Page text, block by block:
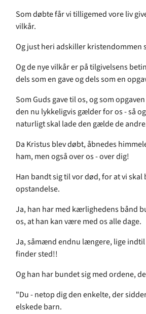
Som døbte får vi tilligemed vore liv
vilkår.
Og just heri adskiller kristendommen
Og de nye vilkår er på tilgivelsens
dels som en gave og dels som en
Som Guds gave til os, og som
den nu lykkeligvis gælder for os - så
naturligt skal lade den gælde de
Da Kristus blev døbt, åbnedes
ham, men også over os - over dig!
Han bandt sig til vor død, for at vi skal
opstandelse.
Ja, han har med kærlighedens bånd
os, at han kan være med os alle dage.
Ja, såmænd endnu længere, lige
finder sted!!
Og han har bundet sig med ordene,
"Du - netop dig den enkelte, der
elskede barn.